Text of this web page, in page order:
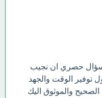
سؤال حصري ان نجيب
توفير الوقت والجهد
والموثوق اليك